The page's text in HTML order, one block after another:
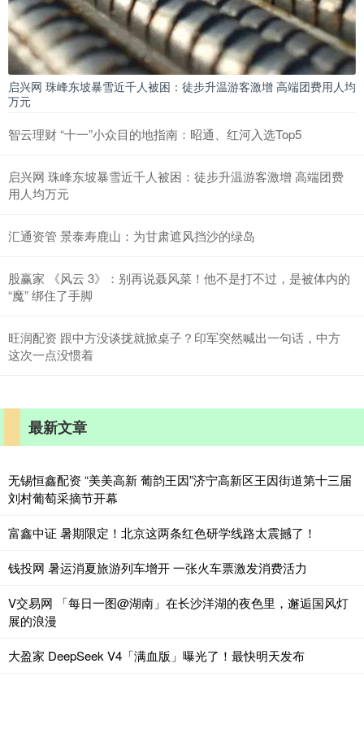
启兴网 珠峰东坡暴雪近千人被困：徒步升温游客激增 高端团费用人均
万元
智云理财 “十一”小众目的地指南：昭通、红河入选Top5
启兴网 珠峰东坡暴雪近千人被困：徒步升温游客激增 高端团费
用人均万元
汇通资管 景泰寿鹿山：为甘肃遮风挡沙的绿岛
股赢家 《风云 3》：别再说聂风菜！他不是打不过，是被体内的
“魔” 绑住了手脚
旺润配资 跟中方没谈拢就掀桌子？印军突然喊出一句话，中方
这次一点没惯着
最新文章
无锡恒鑫配资 “美美高新 葡韵王因”济宁高新区王因街道第十三届
刘村葡萄采摘节开幕
富鑫中证 暑期限定！北京这两条红色研学线路太震撼了！
钱投网 暑运消夏旅游列车增开 一张火车票激发消费活力
V交易网 「每日一图@湖南」在长沙洋湖的夜色里，邂逅国风灯
展的浪漫
大盈家 DeepSeek V4「满血版」曝光了！最快明天发布